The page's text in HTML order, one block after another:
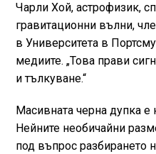
Чарли Хой, астрофизик,
гравитационни вълни,
в Университета в
медиите. „Това прави
и тълкуване.“
Масивната черна дупка е
Нейните необичайни
под въпрос разбирането